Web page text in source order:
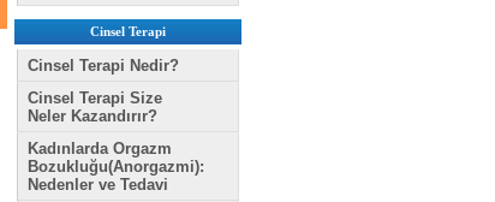
Cinsel Terapi
Cinsel Terapi Nedir?
Cinsel Terapi Size
Neler Kazandırır?
Kadınlarda Orgazm
Bozukluğu(Anorgazmi):
Nedenler ve Tedavi